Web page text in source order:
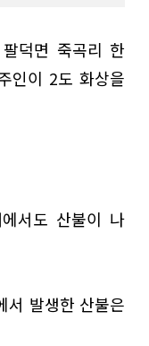
덕면 죽곡리 한
인이 2도 화상을
서도 산불이 나
서 발생한 산불은